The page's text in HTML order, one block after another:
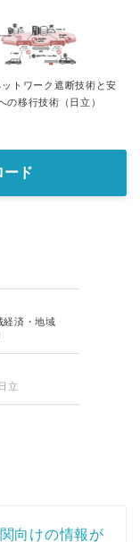
トワーク遮断技術と安
の移行技術（日立）
ード
経済・地域
立
向けの情報が